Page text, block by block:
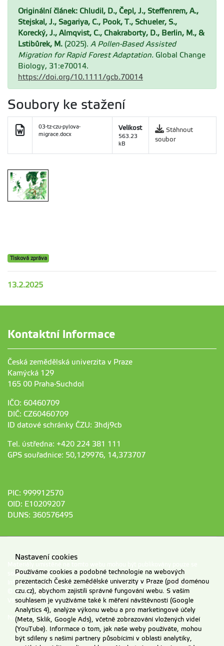
Originální článek: Chludil, D., Čepl, J., Steffenrem, A.,
Stejskal, J., Sagariya, C., Pook, T., Schueler, S.,
Korecký, J., Almqvist, C., Chakraborty, D., Berlin, M., &
Lstibůrek, M. (2025). A Pollen-Based Assisted
Migration for Rapid Forest Adaptation. Global Change
Biology, 31:e70014.
https://doi.org/10.1111/gcb.70014
Soubory ke stažení
03-tz-czu-pylova-
migrace.docx
Velikost
563.23
kB
Stáhnout
soubor
Tisková zpráva
13.2.2025
Kontaktní informace
Česká zemědělská univerzita v Praze
Kamýcká 129
165 00 Praha-Suchdol
IČO: 60460709
DIČ: CZ60460709
ID datové schránky ČZU: 3hdj9cb
Tel. ústředna: +420 224 381 111
GPS souřadnice: 50,129976, 14,373707
PIC: 999912570
OID: E10209207
DUNS: 360576495
souhlasem ČZU.
Informace o zpracování a ochraně osobních údajů na ČZU v Praze.
© 2026 Česká zemědělská univerzita v Praze
Všechna práva vyhrazena
Nastavení cookies
Nastavení cookies
Používáme cookies a podobné technologie na webových
prezentacích České zemědělské univerzity v Praze (pod doménou
czu.cz), abychom zajistili správné fungování webu. S vaším
souhlasem je využíváme také k měření návštěvnosti (Google
Analytics 4), analýze výkonu webu a pro marketingové účely
(Meta, Sklik, Google Ads), včetně zobrazování vložených videí
(YouTube). Informace o tom, jak naše weby používáte, mohou
být sdíleny s našimi partnery působícími v oblasti analytiky,